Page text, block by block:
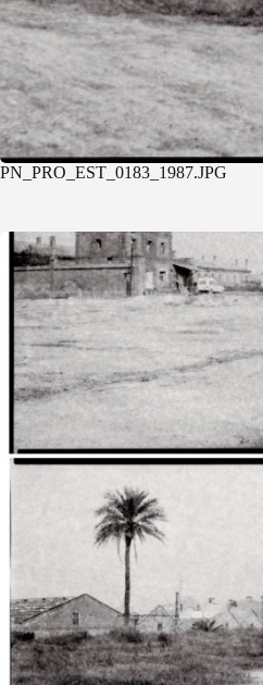
PN_PRO_EST_0183_1987.JPG